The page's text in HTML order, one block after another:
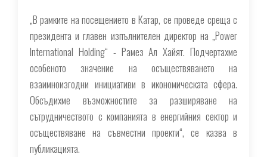
„В рамките на посещението в Катар, се проведе среща с
президента и главен изпълнителен директор на „Power
International Holding“ - Рамез Ал Хайят. Подчертахме
особеното значение на осъществяването на
взаимноизгодни инициативи в икономическата сфера.
Обсъдихме възможностите за разширяване на
сътрудничеството с компанията в енергийния сектор и
осъществяване на съвместни проекти“, се казва в
публикацията.